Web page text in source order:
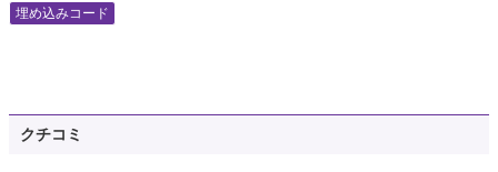
埋め込みコード
クチコミ